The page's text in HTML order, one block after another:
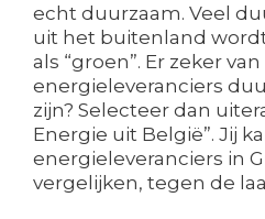
echt duurzaam. Veel
uit het buitenland
als “groen”. Er zeker
energieleveranciers
zijn? Selecteer dan
Energie uit België”. Jij
energieleveranciers in
vergelijken, tegen de